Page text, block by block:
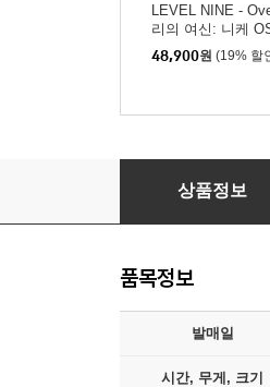
LEVEL NINE -
리의 여신: 니케
컬러 LP]
48,900원 (19% 할
승리의 여신: 니케
상품정보
품목정보
발매일
시간, 무게, 크기